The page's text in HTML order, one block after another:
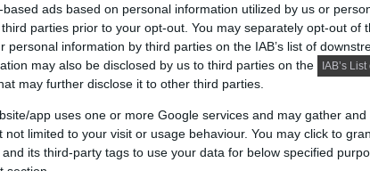
ads based on personal information utilized by us or
parties prior to your opt-out. You may separately opt-out of
personal information by third parties on the IAB’s list of
may also be disclosed by us to third parties on the
IAB’s List
may further disclose it to other third parties.
app uses one or more Google services and may gather and
not limited to your visit or usage behaviour. You may click to
its third-party tags to use your data for below specified
section.
8 évet vártak erre.